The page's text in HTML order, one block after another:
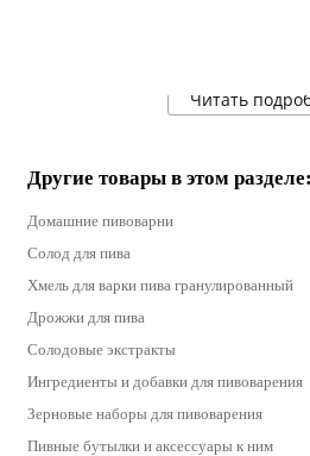
Читать
Другие товары в этом разделе:
Домашние пивоварни
Солод для пива
Хмель для варки пива гранулированный
Дрожжи для пива
Солодовые экстракты
Ингредиенты и добавки для пивоварения
Зерновые наборы для пивоварения
Пивные бутылки и аксессуары к ним